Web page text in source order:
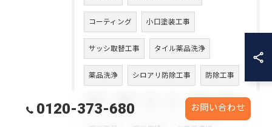
コーティング 小口塗装工事
サッシ取替工事 タイル薬品洗浄
薬品洗浄 シロアリ防除工事 防除工事
防除 時期 入居 退去
0120-373-680 お問い合わせ